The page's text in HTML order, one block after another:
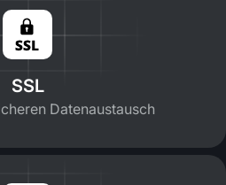
SSL
Datenaustausch